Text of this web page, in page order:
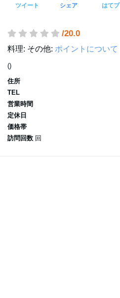
ツイート シェア はてブ
/20.0
料理: その他: ポイントについて
()
住所
TEL
営業時間
定休日
価格帯
訪問回数 回